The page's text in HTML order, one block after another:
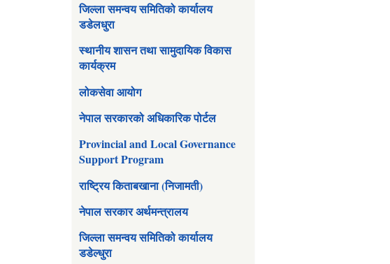
जिल्ला समन्वय समितिको कार्यालय
डडेलधुरा
स्थानीय शासन तथा सामुदायिक विकास
कार्यक्रम
लोकसेवा आयोग
नेपाल सरकारको अधिकारिक पोर्टल
Provincial and Local Governance
Support Program
राष्ट्रिय किताबखाना (निजामती)
नेपाल सरकार अर्थमन्त्रालय
जिल्ला समन्वय समितिको कार्यालय
डडेल्धुरा